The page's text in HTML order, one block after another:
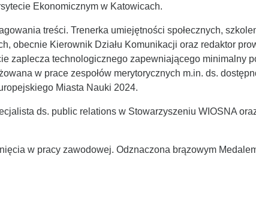
Ekonomicznym w Katowicach.
treści. Trenerka umiejętności społecznych,
obecnie Kierownik Działu Komunikacji oraz redaktor
zaplecza technologicznego zapewniającego minimalny
w prace zespołów merytorycznych m.in. ds.
Miasta Nauki 2024.
ds. public relations w Stowarzyszeniu WIOSNA
w pracy zawodowej. Odznaczona brązowym